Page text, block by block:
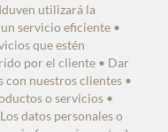
utilizará la
servicio eficiente •
que estén
por el cliente • Dar
nuestros clientes •
o servicios •
datos personales o